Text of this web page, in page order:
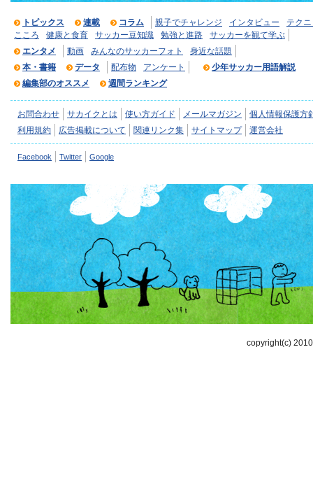
トピックス 連載 コラム 親子でチャレンジ インタビュー
テク
こころ
健康と食育 サッカー豆知識 勉強と進路
サッカーを観て学ぶ
エンタメ
動画 みんなのサッカーフォト
身近な話題
本・書籍
データ 配布物 アンケート
少年サッカー用語解説
編集部のオススメ
週間ランキング
お問合わせ サカイクとは 使い方ガイド メールマガジン
個人情報保護方
利用規約
広告掲載について 関連リンク集 サイトマップ 運営会社
Facebook Twitter Google
copyright(c)